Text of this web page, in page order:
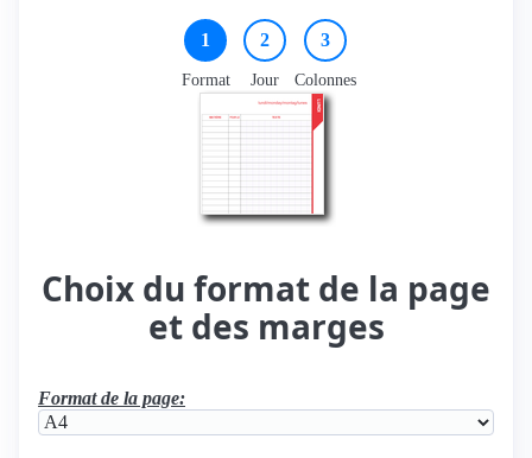
1
Format
2
Jour
3
Colonnes
Choix du format de la page
et des marges
Format de la page: